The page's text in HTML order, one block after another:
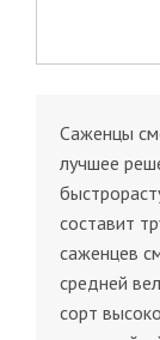
Саженцы
лучшее
составит
саженцев
средней
сорт